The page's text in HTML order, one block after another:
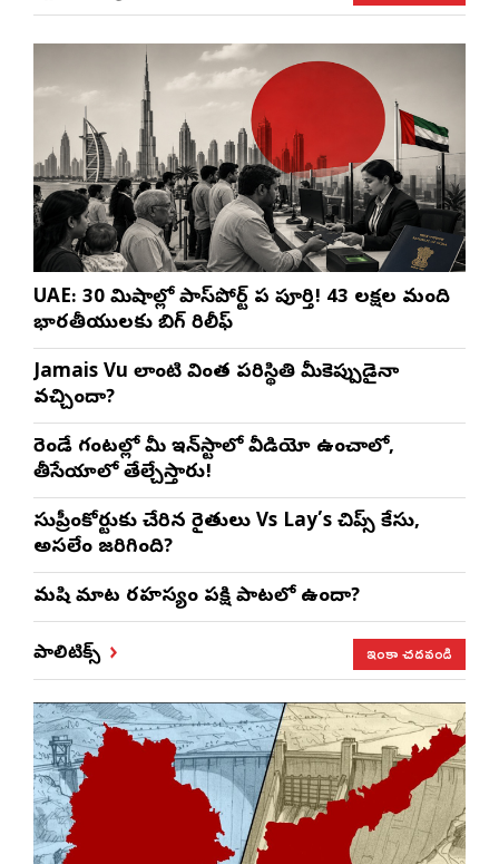
UAE: 30 నిమిషాల్లో పాస్‌పోర్ట్ పని పూర్తి! 43 లక్షల మంది
భారతీయులకు బిగ్ రిలీఫ్
Jamais Vu లాంటి వింత పరిస్థితి మీకెప్పుడైనా
వచ్చిందా?
రెండే గంటల్లో మీ ఇన్‌స్టాలో వీడియో ఉంచాలో,
తీసేయాలో తేల్చేస్తారు!
సుప్రీంకోర్టుకు చేరిన రైతులు Vs Lay’s చిప్స్‌ కేసు,
అసలేం జరిగింది?
మనిషి మాట రహస్యం పక్షి పాటలో ఉందా?
పాలిటిక్స్ ఇంకా చదవండి